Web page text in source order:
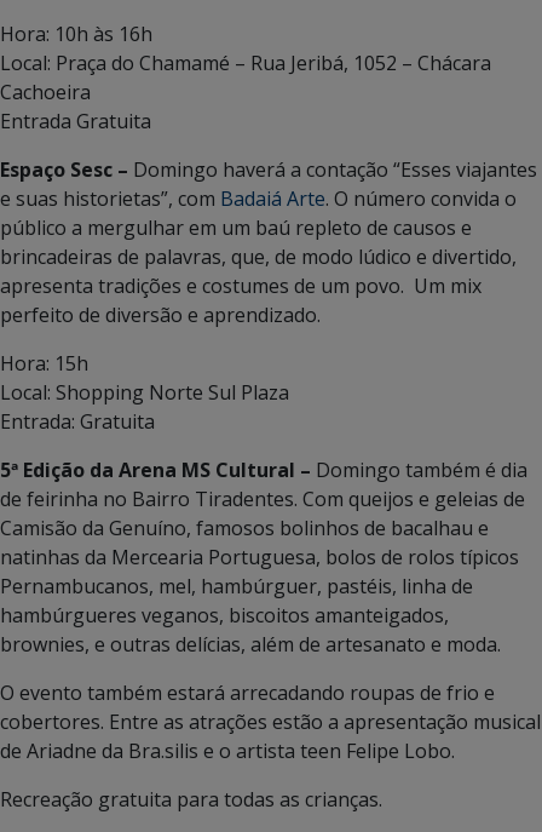
Hora: 10h às 16h
Local: Praça do Chamamé – Rua Jeribá, 1052 – Chácara
Cachoeira
Entrada Gratuita
Espaço Sesc – Domingo haverá a contação “Esses viajantes
e suas historietas”, com Badaiá Arte. O número convida o
público a mergulhar em um baú repleto de causos e
brincadeiras de palavras, que, de modo lúdico e divertido,
apresenta tradições e costumes de um povo. Um mix
perfeito de diversão e aprendizado.
Hora: 15h
Local: Shopping Norte Sul Plaza
Entrada: Gratuita
5ª Edição da Arena MS Cultural – Domingo também é dia
de feirinha no Bairro Tiradentes. Com queijos e geleias de
Camisão da Genuíno, famosos bolinhos de bacalhau e
natinhas da Mercearia Portuguesa, bolos de rolos típicos
Pernambucanos, mel, hambúrguer, pastéis, linha de
hambúrgueres veganos, biscoitos amanteigados,
brownies, e outras delícias, além de artesanato e moda.
O evento também estará arrecadando roupas de frio e
cobertores. Entre as atrações estão a apresentação musical
de Ariadne da Bra.silis e o artista teen Felipe Lobo.
Recreação gratuita para todas as crianças.